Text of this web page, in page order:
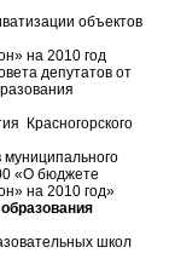
объектов
на 2010 год
депутатов от
Красногорского
«О бюджете
на 2010 год»
школ